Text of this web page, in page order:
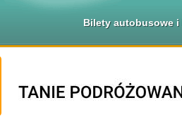
Bilety autobusowe i